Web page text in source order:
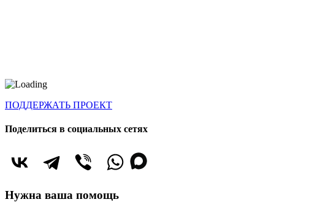
ПОДДЕРЖАТЬ ПРОЕКТ
Поделиться в социальных сетях
Нужна ваша помощь